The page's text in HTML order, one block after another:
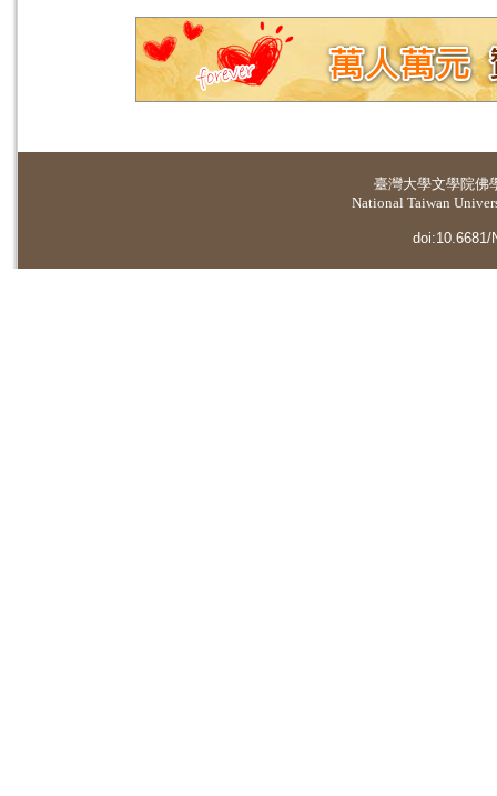
臺灣大學文學院佛
National Taiwan
doi:10.6681/